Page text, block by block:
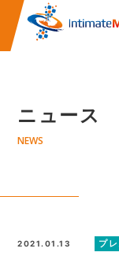
ニュース
NEWS
2021.01.13 プ